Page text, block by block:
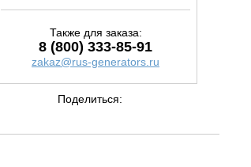
Также для заказа:
8 (800) 333-85-91
zakaz@rus-generators.ru
Поделиться: